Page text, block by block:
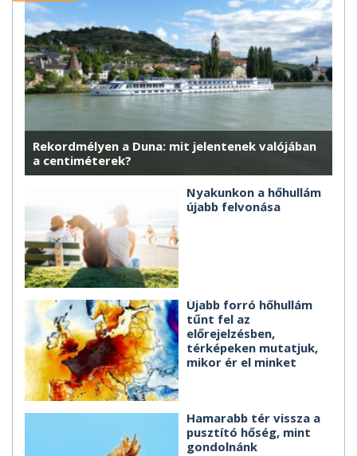
Rekordmélyen a Duna: mit jelentenek valójában
a centiméterek?
Nyakunkon a hőhullám
újabb felvonása
Újabb forró hőhullám
tűnt fel az
előrejelzésben,
térképeken mutatjuk,
mikor ér el minket
Hamarabb tér vissza a
pusztító hőség, mint
gondolnánk